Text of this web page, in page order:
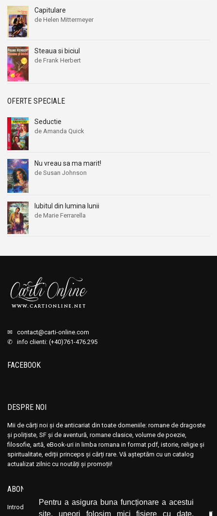
Pentru a asigura buna funcționare a acestui
site, uneori folosim mici fișiere cu date,
Capitulare
de Helen Mittermeyer
Steaua si biciul
de Frank Herbert
OFERTE SPECIALE
Seductie
de Amanda Quick
Nu vreau sa ma marit!
de Susan Johnson
Iubitul din lumina lunii
de Marie Ferrarella
✉ contact@carti-online.com
✆ info clienti: (+40)761-476.295
FACEBOOK
DESPRE NOI
Mii de cărți noi și de anticariat din toate domeniile: romane de dragoste
și polițiste, SF și de aventură, romane clasice, volume de poezie,
filosofie, artă, eBook-uri in limba romana in format pdf, istorie, religie și
spiritualitate, ediții princeps și cărți rare. Vă așteptăm cu un catalog
actualizat zilnic cu noutăți și promoții!
ABONEAZĂ-TE LA NEWSLETTER
Introduceți adresa dvs. de email și dați click pe butonul de abonare.